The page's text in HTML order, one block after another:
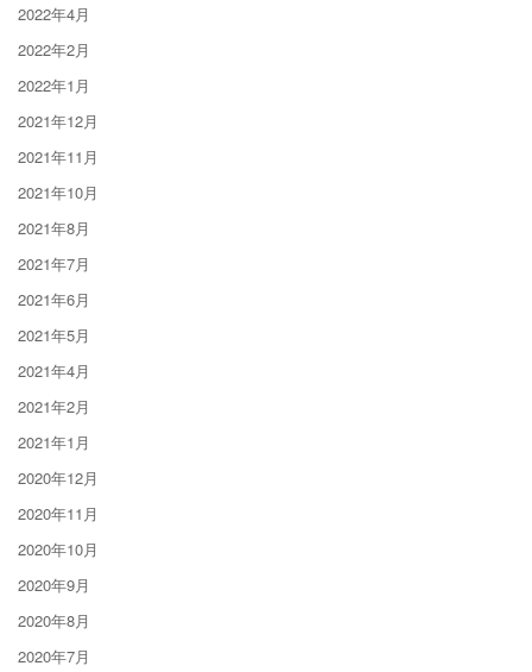
2022年4月
2022年2月
2022年1月
2021年12月
2021年11月
2021年10月
2021年8月
2021年7月
2021年6月
2021年5月
2021年4月
2021年2月
2021年1月
2020年12月
2020年11月
2020年10月
2020年9月
2020年8月
2020年7月